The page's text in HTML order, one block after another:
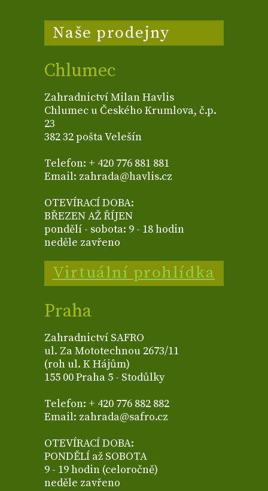
Naše prodejny
Chlumec
Zahradnictví Milan Havlis
Chlumec u Českého Krumlova, č.p.
23
382 32 pošta Velešín
Telefon: + 420 776 881 881
Email: zahrada@havlis.cz
OTEVÍRACÍ DOBA:
BŘEZEN AŽ ŘÍJEN
pondělí - sobota: 9 - 18 hodin
neděle zavřeno
Virtuální prohlídka
Praha
Zahradnictví SAFRO
ul. Za Mototechnou 2673/11
(roh ul. K Hájům)
155 00 Praha 5 - Stodůlky
Telefon: + 420 776 882 882
Email: zahrada@safro.cz
OTEVÍRACÍ DOBA:
PONDĚLÍ až SOBOTA
9 - 19 hodin (celoročně)
neděle zavřeno